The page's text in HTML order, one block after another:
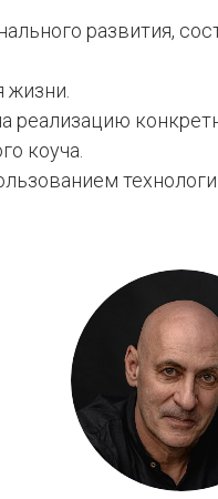
развития,
жизни.
реализацию
коуча.